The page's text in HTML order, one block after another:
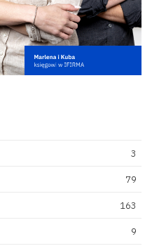
3
79
163
9